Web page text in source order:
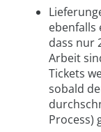
ebenfalls
dass nur
Arbeit
Tickets
sobald
Process)